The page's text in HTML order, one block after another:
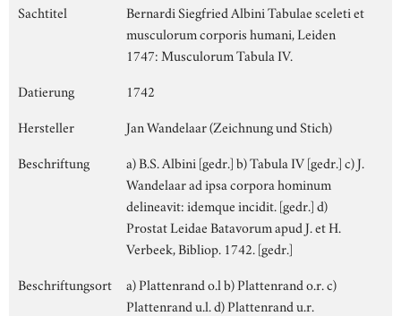
Sachtitel
Bernardi Siegfried Albini Tabulae sceleti et
musculorum corporis humani, Leiden
1747: Musculorum Tabula IV.
Datierung
1742
Hersteller
Jan Wandelaar (Zeichnung und Stich)
Beschriftung
a) B.S. Albini [gedr.] b) Tabula IV [gedr.] c) J.
Wandelaar ad ipsa corpora hominum
delineavit: idemque incidit. [gedr.] d)
Prostat Leidae Batavorum apud J. et H.
Verbeek, Bibliop. 1742. [gedr.]
Beschriftungsort
a) Plattenrand o.l b) Plattenrand o.r. c)
Plattenrand u.l. d) Plattenrand u.r.